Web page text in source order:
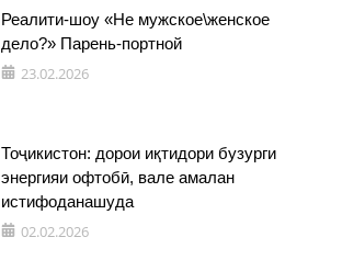
Реалити-шоу «Не мужское\женское
дело?» Парень-портной
23.02.2026
Тоҷикистон: дорои иқтидори бузурги
энергияи офтобӣ, вале амалан
истифоданашуда
02.02.2026